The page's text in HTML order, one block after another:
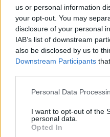
us or personal information
your opt-out. You may
disclosure of your personal
IAB’s list of downstream
also be disclosed by us to
Downstream Participants
Personal Data
I want to opt-out of the
personal data.
Opted In
05/08/2026 - 10:52
SpaceX: Άλμα 92% στα
7,8 δισ. δολάρια
ΤΕΧΝΟΛΟΓΙΑ
Evergood: Άγγιξε τα
Alpha Bank: Για πρώτη
Επιδαύρου άνοιξε τις